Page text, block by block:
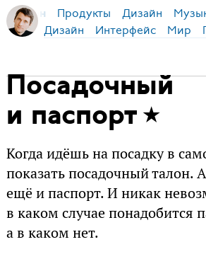
Бирман Продукты Дизайн
Дизайн Интерфейс Мир
Посадочный
и паспорт
Когда идёшь на посадку в
показать посадочный талон.
ещё и паспорт. И никак
в каком случае понадобится
а в каком нет.